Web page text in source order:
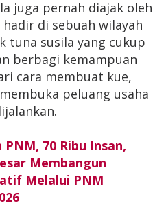
juga pernah diajak oleh
di sebuah wilayah
tuna susila yang cukup
berbagi kemampuan
cara membuat kue,
peluang usaha
PNM, 70 Ribu Insan,
Membangun
Melalui PNM